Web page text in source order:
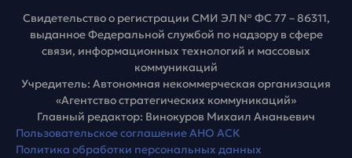
Свидетельство о регистрации СМИ ЭЛ № ФС 77 – 86311,
выданное Федеральной службой по надзору в сфере
связи, информационных технологий и массовых
коммуникаций
Учредитель: Автономная некоммерческая организация
«Агентство стратегических коммуникаций»
Главный редактор: Винокуров Михаил Ананьевич
Пользовательское соглашение АНО АСК
Политика обработки персональных данных